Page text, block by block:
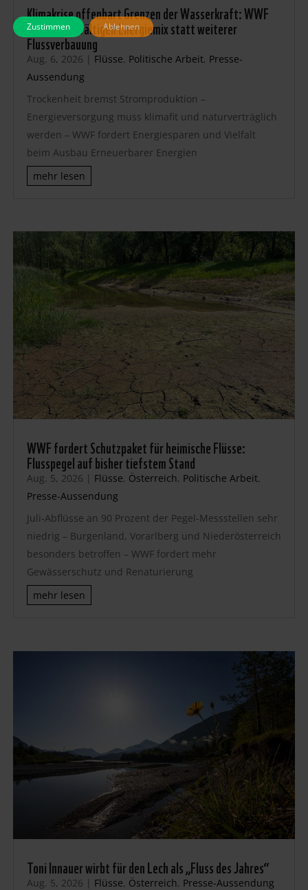
Klimakrise offenbart Grenzen der Wasserkraft: WWF
fordert vielfältigen Energiemix statt weiterer
Flussverbauung
Aug. 6, 2026 | Flüsse, Politische Arbeit, Presse-
Aussendung
Trockenheit bremst Stromproduktion –
Energieversorgung muss klimafit und naturverträglich
werden – WWF fordert Energiesparen und Vielfalt
beim Ausbau Erneuerbarer Energien
mehr lesen
WWF fordert Schutzpaket für heimische Flüsse:
Flusspegel auf bisher tiefstem Stand
Aug. 5, 2026 | Flüsse, Österreich, Politische Arbeit,
Presse-Aussendung
Juli-Abflüsse an 90 Prozent der Pegel-Messstellen sehr
niedrig – Burgenland, Vorarlberg und Niederösterreich
besonders betroffen – WWF fordert mehr
Gewässerschutz und Renaturierung
mehr lesen
Toni Innauer wirbt für den Lech als „Fluss des Jahres“
Aug. 5, 2026 | Flüsse, Österreich, Presse-Aussendung
Zustimmen Ablehnen